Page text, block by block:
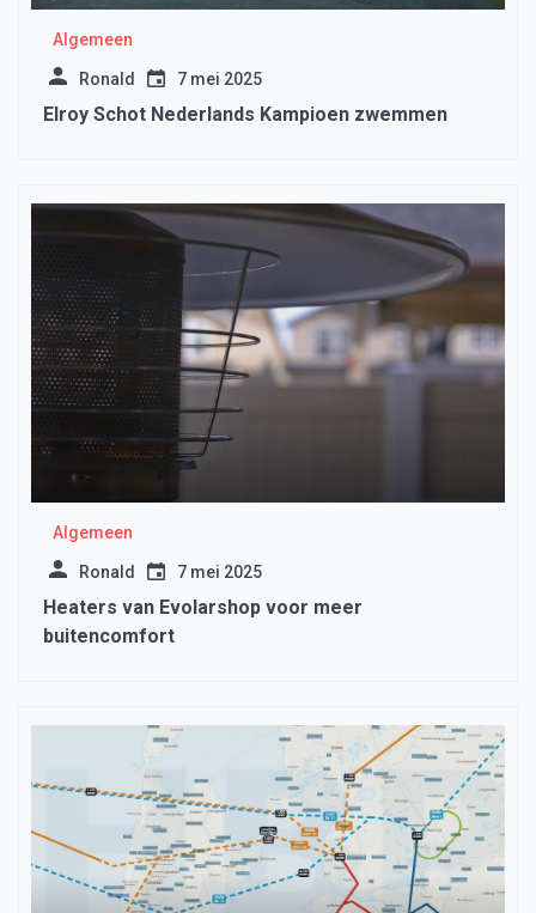
Algemeen
Ronald 7 mei 2025
Elroy Schot Nederlands Kampioen zwemmen
Algemeen
Ronald 7 mei 2025
Heaters van Evolarshop voor meer
buitencomfort